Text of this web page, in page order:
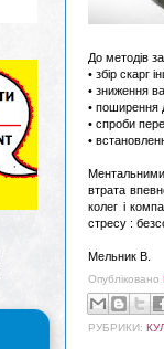
До методів
• збір скарг
• зниження
• поширення
• спроби
•
Ментальними
втрата
колег і
стресу :
Мельник В.
Опубліковано
РУБРИКИ: